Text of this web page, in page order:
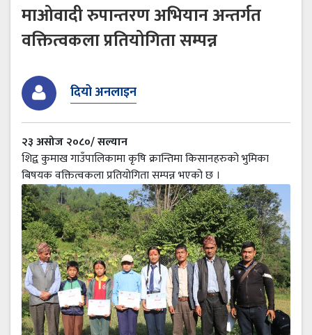
माओवादी रुपान्तरण अभियान अन्तर्गत
वक्तित्वकला प्रतियोगिता सम्पन्न
दियो अनलाइन
२३ असोज २०८०/ सल्यान
शिद्व कुमाख गाउँपालिकामा कृषि क्रान्तिमा किसानहरुको भुमिका
बिषयक वक्तित्वकला प्रतियोगिता सम्पन्न भएको छ ।